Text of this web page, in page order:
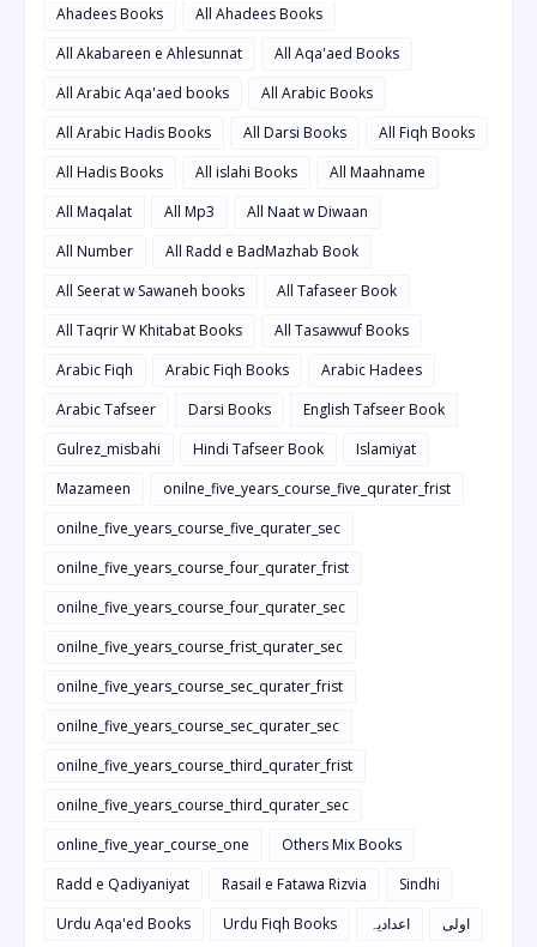
Ahadees Books
All Ahadees Books
All Akabareen e Ahlesunnat
All Aqa'aed Books
All Arabic Aqa'aed books
All Arabic Books
All Arabic Hadis Books
All Darsi Books
All Fiqh Books
All Hadis Books
All islahi Books
All Maahname
All Maqalat
All Mp3
All Naat w Diwaan
All Number
All Radd e BadMazhab Book
All Seerat w Sawaneh books
All Tafaseer Book
All Taqrir W Khitabat Books
All Tasawwuf Books
Arabic Fiqh
Arabic Fiqh Books
Arabic Hadees
Arabic Tafseer
Darsi Books
English Tafseer Book
Gulrez_misbahi
Hindi Tafseer Book
Islamiyat
Mazameen
onilne_five_years_course_five_qurater_frist
onilne_five_years_course_five_qurater_sec
onilne_five_years_course_four_qurater_frist
onilne_five_years_course_four_qurater_sec
onilne_five_years_course_frist_qurater_sec
onilne_five_years_course_sec_qurater_frist
onilne_five_years_course_sec_qurater_sec
onilne_five_years_course_third_qurater_frist
onilne_five_years_course_third_qurater_sec
online_five_year_course_one
Others Mix Books
Radd e Qadiyaniyat
Rasail e Fatawa Rizvia
Sindhi
Urdu Aqa'ed Books
Urdu Fiqh Books اعدادیہ
اولی